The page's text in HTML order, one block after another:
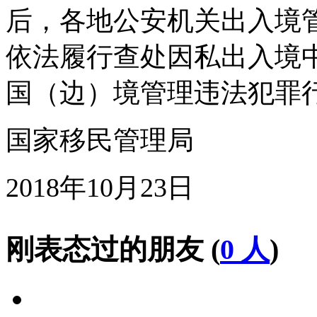
后，各地公安机关出入境
依法履行查处因私出入境
国（边）境管理违法犯罪
国家移民管理局
2018年10月23日
刚表态过的朋友 (0 人)